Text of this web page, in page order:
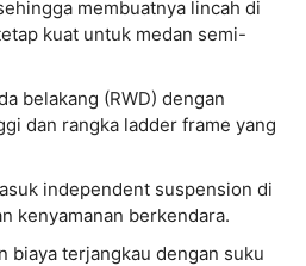
membuatnya lincah di
kuat untuk medan semi-
belakang (RWD) dengan
dan rangka ladder frame yang
independent suspension di
kenyamanan berkendara.
biaya terjangkau dengan suku